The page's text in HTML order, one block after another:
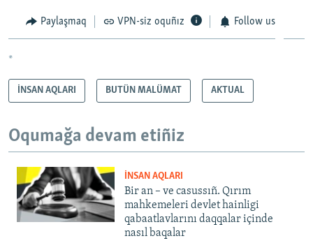
Paylaşmaq VPN-siz oquñız Follow us
*
İNSAN AQLARI BUTÜN MALÜMAT AKTUAL
Oqumağa devam etiñiz
İNSAN AQLARI
Bir an – ve casussıñ. Qırım
mahkemeleri devlet hainligi
qabaatlavlarını daqqalar içinde
nasıl baqalar